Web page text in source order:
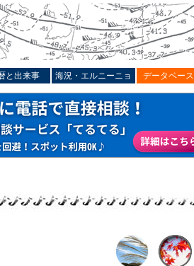
と出来事 海況・エルニーニョ データベース